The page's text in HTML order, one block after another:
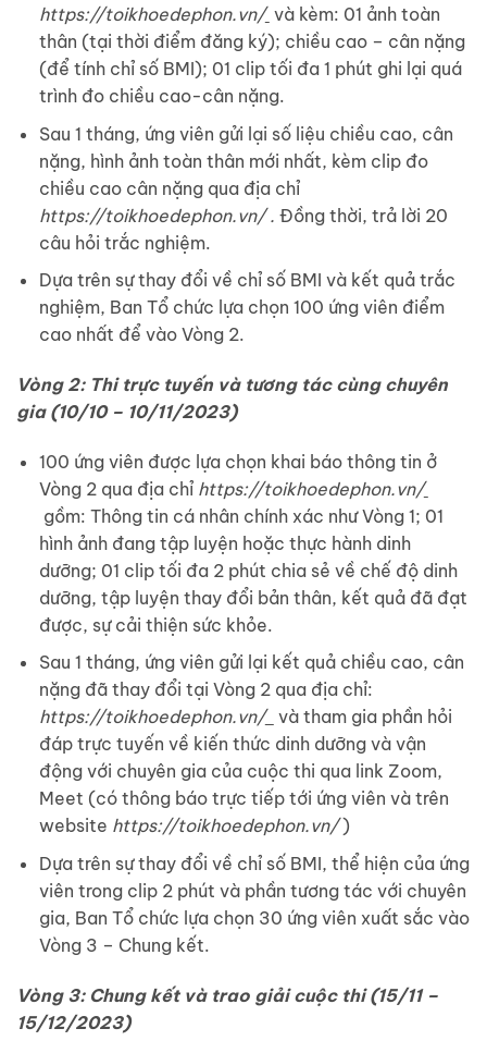
https://toikhoedephon.vn/ và kèm: 01 ảnh toàn
thân (tại thời điểm đăng ký); chiều cao – cân nặng
(để tính chỉ số BMI); 01 clip tối đa 1 phút ghi lại quá
trình đo chiều cao-cân nặng.
Sau 1 tháng, ứng viên gửi lại số liệu chiều cao, cân
nặng, hình ảnh toàn thân mới nhất, kèm clip đo
chiều cao cân nặng qua địa chỉ
https://toikhoedephon.vn/. Đồng thời, trả lời 20
câu hỏi trắc nghiệm.
Dựa trên sự thay đổi về chỉ số BMI và kết quả trắc
nghiệm, Ban Tổ chức lựa chọn 100 ứng viên điểm
cao nhất để vào Vòng 2.
Vòng 2: Thi trực tuyến và tương tác cùng chuyên
gia (10/10 – 10/11/2023)
100 ứng viên được lựa chọn khai báo thông tin ở
Vòng 2 qua địa chỉ https://toikhoedephon.vn/
gồm: Thông tin cá nhân chính xác như Vòng 1; 01
hình ảnh đang tập luyện hoặc thực hành dinh
dưỡng; 01 clip tối đa 2 phút chia sẻ về chế độ dinh
dưỡng, tập luyện thay đổi bản thân, kết quả đã đạt
được, sự cải thiện sức khỏe.
Sau 1 tháng, ứng viên gửi lại kết quả chiều cao, cân
nặng đã thay đổi tại Vòng 2 qua địa chỉ:
https://toikhoedephon.vn/
và tham gia phần hỏi
đáp trực tuyến về kiến thức dinh dưỡng và vận
động với chuyên gia của cuộc thi qua link Zoom,
Meet (có thông báo trực tiếp tới ứng viên và trên
website https://toikhoedephon.vn/)
Dựa trên sự thay đổi về chỉ số BMI, thể hiện của ứng
viên trong clip 2 phút và phần tương tác với chuyên
gia, Ban Tổ chức lựa chọn 30 ứng viên xuất sắc vào
Vòng 3 – Chung kết.
Vòng 3: Chung kết và trao giải cuộc thi (15/11 –
15/12/2023)